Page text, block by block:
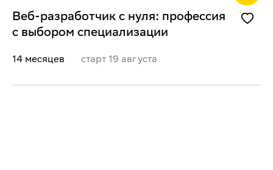
Веб-разработчик с нуля: профессия
с выбором специализации
14 месяцев старт 19 августа